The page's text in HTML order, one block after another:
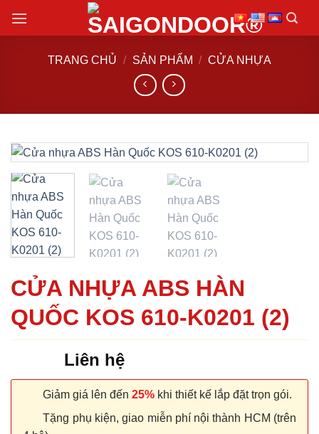
đến
TRANG CHỦ / SẢN PHẨM / CỬA NHỰA
CỬA NHỰA ABS HÀN
QUỐC KOS 610-K0201 (2)
Liên hệ
Giảm giá lên đến 25% khi thiết kế lắp đặt trọn gói.
Tặng phụ kiện, giao miễn phí nội thành HCM (trên